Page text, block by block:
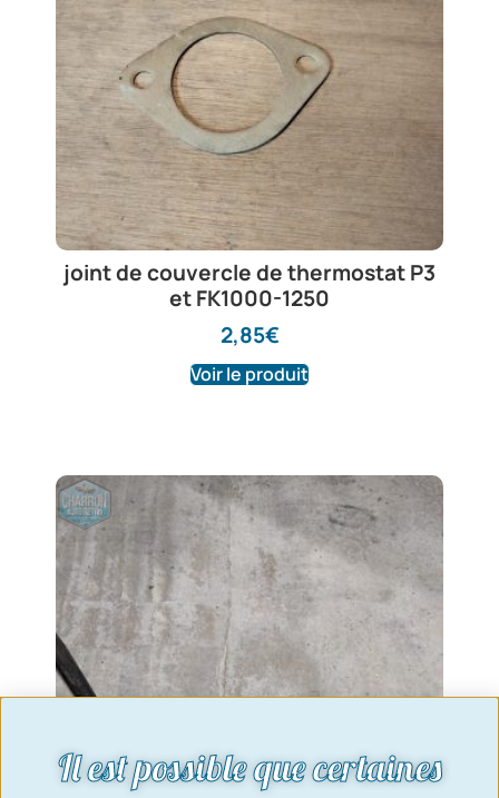
joint de couvercle de thermostat P3
et FK1000-1250
2,85€
Voir le produit
Il est possible que certaines